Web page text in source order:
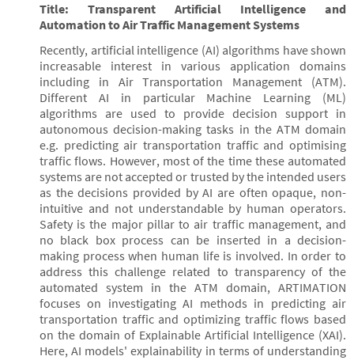
Title: Transparent Artificial Intelligence and
Automation to Air Traffic Management Systems
Recently, artificial intelligence (AI) algorithms have shown
increasable interest in various application domains
including in Air Transportation Management (ATM).
Different AI in particular Machine Learning (ML)
algorithms are used to provide decision support in
autonomous decision-making tasks in the ATM domain
e.g. predicting air transportation traffic and optimising
traffic flows. However, most of the time these automated
systems are not accepted or trusted by the intended users
as the decisions provided by AI are often opaque, non-
intuitive and not understandable by human operators.
Safety is the major pillar to air traffic management, and
no black box process can be inserted in a decision-
making process when human life is involved. In order to
address this challenge related to transparency of the
automated system in the ATM domain, ARTIMATION
focuses on investigating AI methods in predicting air
transportation traffic and optimizing traffic flows based
on the domain of Explainable Artificial Intelligence (XAI).
Here, AI models' explainability in terms of understanding